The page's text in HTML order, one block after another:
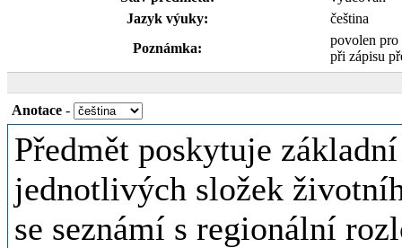
Jazyk výuky:
čeština
Poznámka:
povolen pro
při zápisu
Anotace -
Předmět poskytuje
jednotlivých složek
se seznámí s regionální